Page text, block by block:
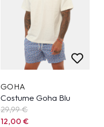
GOHA
Costume Goha Blu
29,99€
12,00€